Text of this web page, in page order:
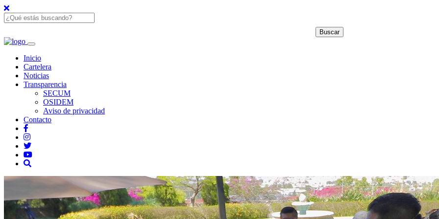
Inicio
Cartelera
Noticias
Transparencia
SECUM
OSIDEM
Aviso de privacidad
Contacto